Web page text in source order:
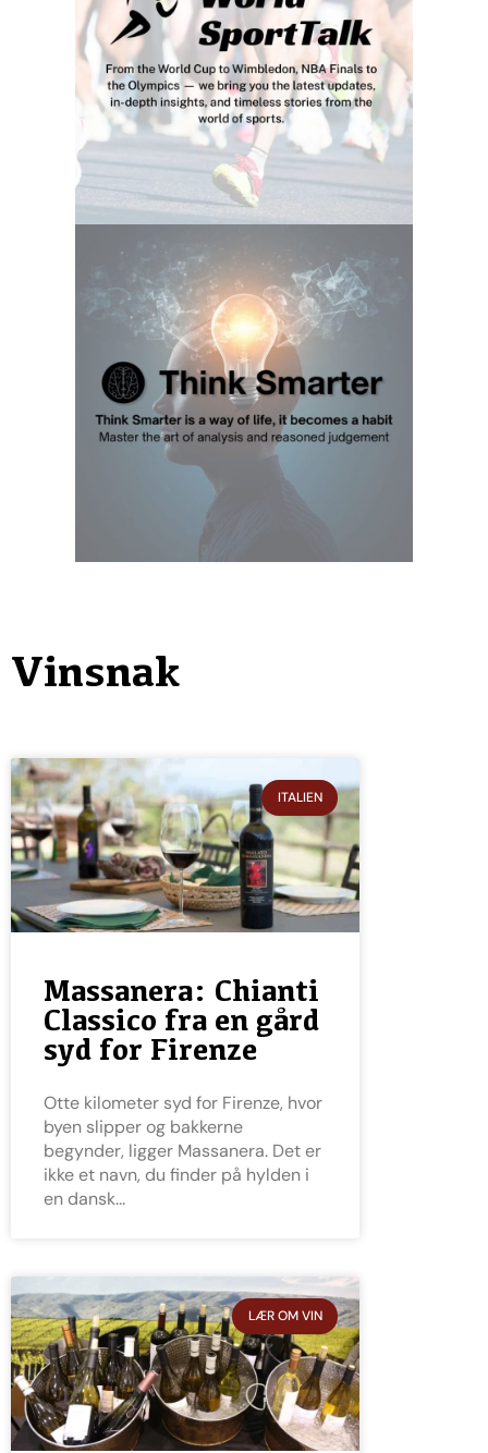
Vinsnak
ITALIEN
Massanera: Chianti
Classico fra en gård
syd for Firenze
Otte kilometer syd for Firenze, hvor
byen slipper og bakkerne
begynder, ligger Massanera. Det er
ikke et navn, du finder på hylden i
en dansk
LÆR OM VIN